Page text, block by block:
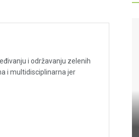
i održavanju zelenih
i multidisciplinarna jer